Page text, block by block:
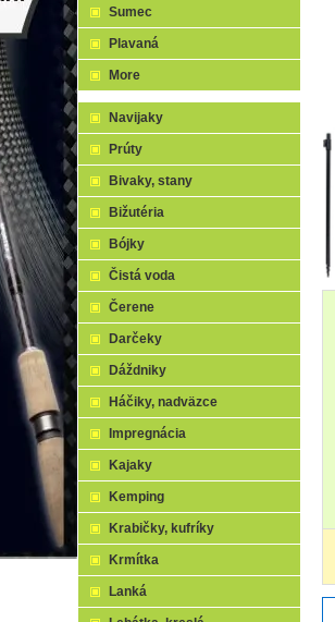
Sumec
Plavaná
More
Navijaky
Prúty
Bivaky, stany
Bižutéria
Bójky
Čistá voda
Čerene
Darčeky
Dáždniky
Háčiky, nadväzce
Impregnácia
Kajaky
Kemping
Krabičky, kufríky
Krmítka
Lanká